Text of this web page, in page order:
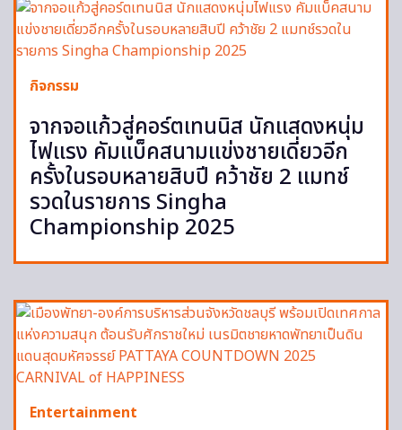
กิจกรรม
จากจอแก้วสู่คอร์ตเทนนิส นักแสดงหนุ่ม
ไฟแรง คัมแบ็คสนามแข่งชายเดี่ยวอีก
ครั้งในรอบหลายสิบปี คว้าชัย 2 แมทช์
รวดในรายการ Singha
Championship 2025
Entertainment